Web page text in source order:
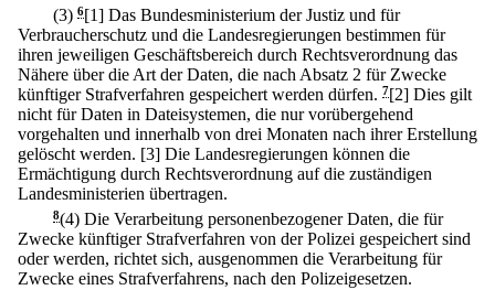
(3) 6[1] Das Bundesministerium der Justiz und für
Verbraucherschutz und die Landesregierungen bestimmen für
ihren jeweiligen Geschäftsbereich durch Rechtsverordnung das
Nähere über die Art der Daten, die nach Absatz 2 für Zwecke
künftiger Strafverfahren gespeichert werden dürfen. 7[2] Dies gilt
nicht für Daten in Dateisystemen, die nur vorübergehend
vorgehalten und innerhalb von drei Monaten nach ihrer Erstellung
gelöscht werden. [3] Die Landesregierungen können die
Ermächtigung durch Rechtsverordnung auf die zuständigen
Landesministerien übertragen.
8(4) Die Verarbeitung personenbezogener Daten, die für
Zwecke künftiger Strafverfahren von der Polizei gespeichert sind
oder werden, richtet sich, ausgenommen die Verarbeitung für
Zwecke eines Strafverfahrens, nach den Polizeigesetzen.